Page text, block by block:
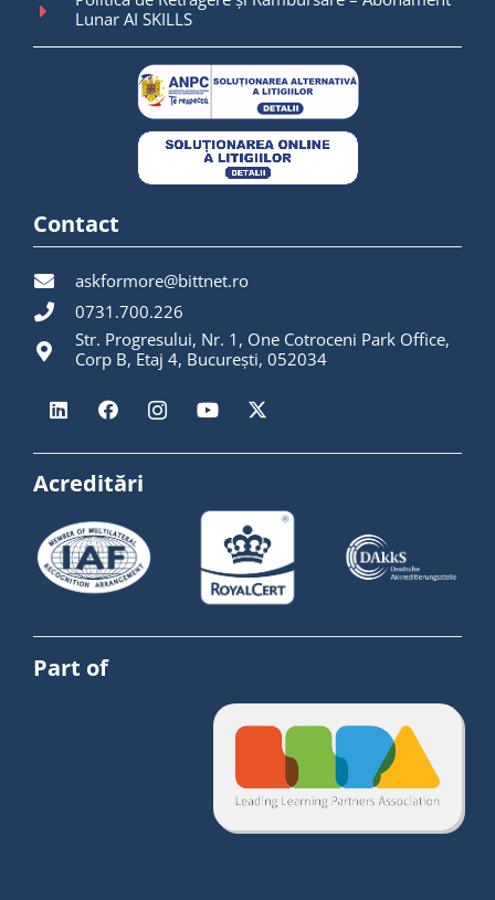
Lunar AI SKILLS
Contact
askformore@bittnet.ro
0731.700.226
Str. Progresului, Nr. 1, One Cotroceni Park Office,
Corp B, Etaj 4, București, 052034
Acreditări
Part of